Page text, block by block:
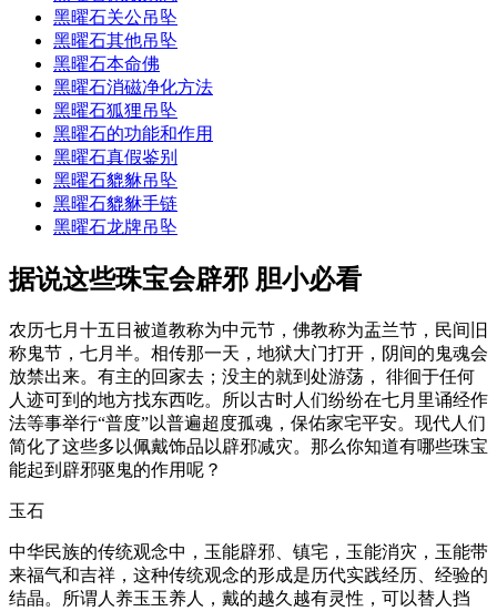
黑曜石关公吊坠
黑曜石其他吊坠
黑曜石本命佛
黑曜石消磁净化方法
黑曜石狐狸吊坠
黑曜石的功能和作用
黑曜石真假鉴别
黑曜石貔貅吊坠
黑曜石貔貅手链
黑曜石龙牌吊坠
据说这些珠宝会辟邪 胆小必看
农历七月十五日被道教称为中元节，佛教称为盂兰节，民间旧
称鬼节，七月半。相传那一天，地狱大门打开，阴间的鬼魂会
放禁出来。有主的回家去；没主的就到处游荡， 徘徊于任何
人迹可到的地方找东西吃。所以古时人们纷纷在七月里诵经作
法等事举行“普度”以普遍超度孤魂，保佑家宅平安。现代人们
简化了这些多以佩戴饰品以辟邪减灾。那么你知道有哪些珠宝
能起到辟邪驱鬼的作用呢？
玉石
中华民族的传统观念中，玉能辟邪、镇宅，玉能消灾，玉能带
来福气和吉祥，这种传统观念的形成是历代实践经历、经验的
结晶。所谓人养玉玉养人，戴的越久越有灵性，可以替人挡